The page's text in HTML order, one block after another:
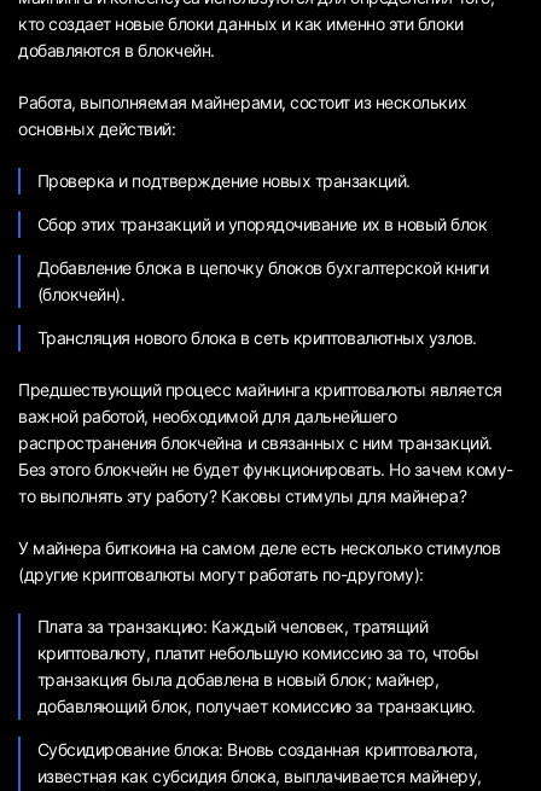
кто создает новые блоки данных и как именно эти блоки
добавляются в блокчейн.
Работа, выполняемая майнерами, состоит из нескольких
основных действий:
Проверка и подтверждение новых транзакций.
Сбор этих транзакций и упорядочивание их в новый блок
Добавление блока в цепочку блоков бухгалтерской книги
(блокчейн).
Трансляция нового блока в сеть криптовалютных узлов.
Предшествующий процесс майнинга криптовалюты является
важной работой, необходимой для дальнейшего
распространения блокчейна и связанных с ним транзакций.
Без этого блокчейн не будет функционировать. Но зачем кому-
то выполнять эту работу? Каковы стимулы для майнера?
У майнера биткоина на самом деле есть несколько стимулов
(другие криптовалюты могут работать по-другому):
Плата за транзакцию: Каждый человек, тратящий
криптовалюту, платит небольшую комиссию за то, чтобы
транзакция была добавлена в новый блок; майнер,
добавляющий блок, получает комиссию за транзакцию.
Субсидирование блока: Вновь созданная криптовалюта,
известная как субсидия блока, выплачивается майнеру,